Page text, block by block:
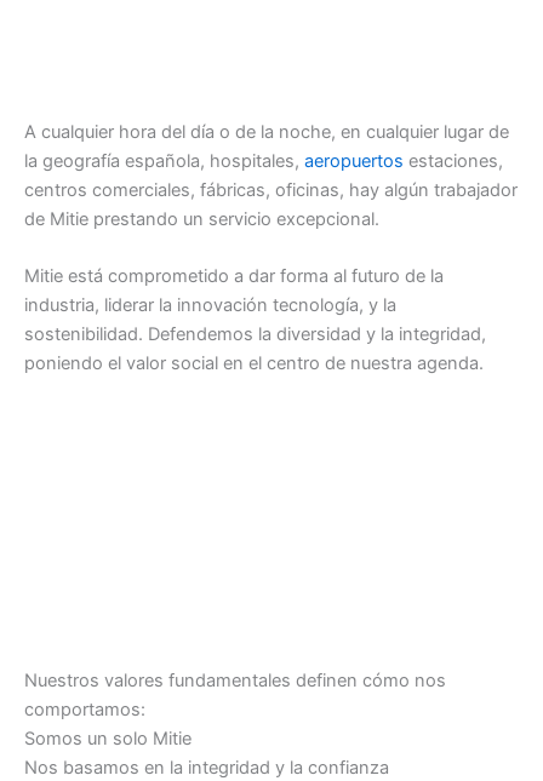
A cualquier hora del día o de la noche, en cualquier lugar de
la geografía española, hospitales, aeropuertos estaciones,
centros comerciales, fábricas, oficinas, hay algún trabajador
de Mitie prestando un servicio excepcional.
Mitie está comprometido a dar forma al futuro de la
industria, liderar la innovación tecnología, y la
sostenibilidad. Defendemos la diversidad y la integridad,
poniendo el valor social en el centro de nuestra agenda.
Nuestros valores fundamentales definen cómo nos
comportamos:
Somos un solo Mitie
Nos basamos en la integridad y la confianza